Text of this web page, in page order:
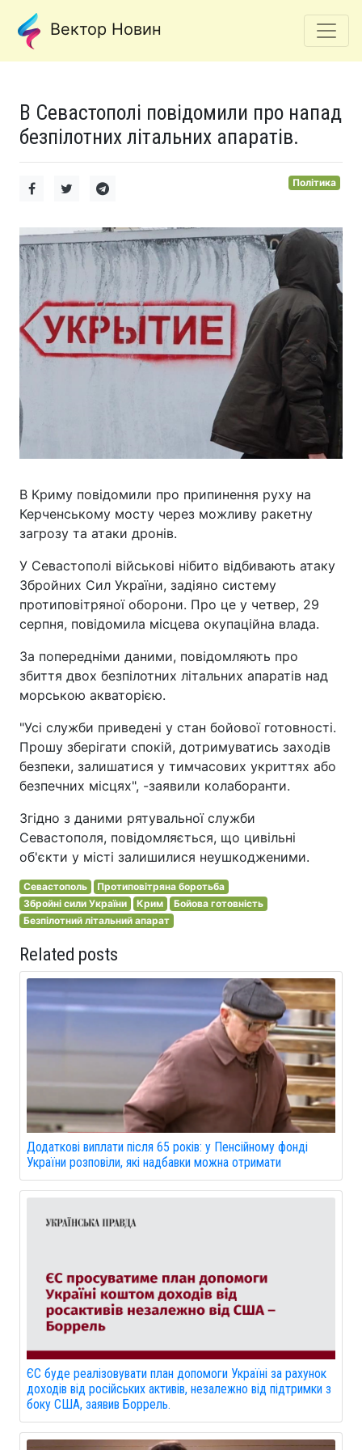
Вектор Новин
В Севастополі повідомили про напад
безпілотних літальних апаратів.
Політика
В Криму повідомили про припинення руху на
Керченському мосту через можливу ракетну
загрозу та атаки дронів.
У Севастополі військові нібито відбивають атаку
Збройних Сил України, задіяно систему
протиповітряної оборони. Про це у четвер, 29
серпня, повідомила місцева окупаційна влада.
За попередніми даними, повідомляють про
збиття двох безпілотних літальних апаратів над
морською акваторією.
"Усі служби приведені у стан бойової готовності.
Прошу зберігати спокій, дотримуватись заходів
безпеки, залишатися у тимчасових укриттях або
безпечних місцях", -заявили колаборанти.
Згідно з даними рятувальної служби
Севастополя, повідомляється, що цивільні
об'єкти у місті залишилися неушкодженими.
Севастополь
Протиповітряна боротьба
Збройні сили України
Крим
Бойова готовність
Безпілотний літальний апарат
Related posts
Додаткові виплати після 65 років: у Пенсійному фонді
України розповіли, які надбавки можна отримати
ЄС буде реалізовувати план допомоги Україні за рахунок
доходів від російських активів, незалежно від підтримки з
боку США, заявив Боррель.